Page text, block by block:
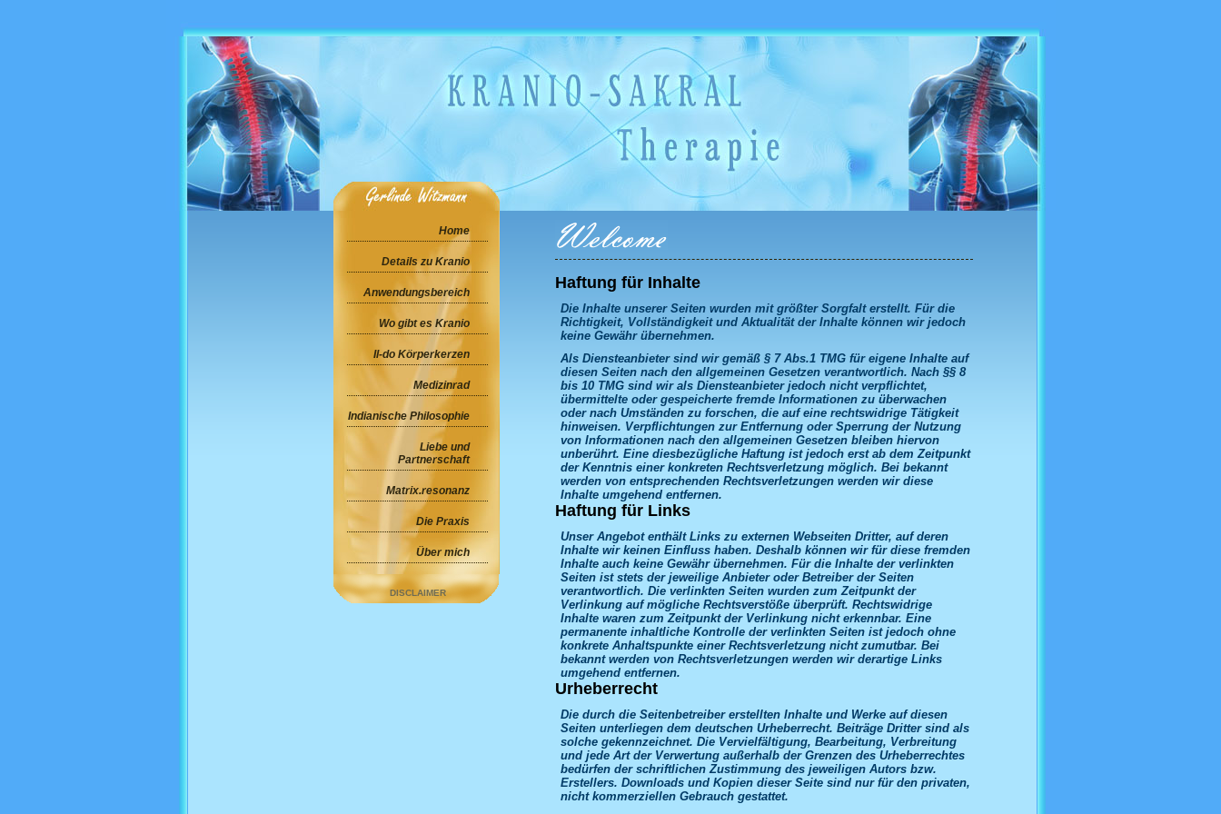
Home
Details zu Kranio
Anwendungsbereich
Wo gibt es Kranio
Il-do Körperkerzen
Medizinrad
Indianische Philosophie
Liebe und
Partnerschaft
Matrix.resonanz
Die Praxis
Über mich
DISCLAIMER
Haftung für Inhalte
Die Inhalte unserer Seiten wurden mit größter Sorgfalt erstellt. Für die
Richtigkeit, Vollständigkeit und Aktualität der Inhalte können wir jedoch
keine Gewähr übernehmen.
Als Diensteanbieter sind wir gemäß § 7 Abs.1 TMG für eigene Inhalte auf
diesen Seiten nach den allgemeinen Gesetzen verantwortlich. Nach §§ 8
bis 10 TMG sind wir als Diensteanbieter jedoch nicht verpflichtet,
übermittelte oder gespeicherte fremde Informationen zu überwachen
oder nach Umständen zu forschen, die auf eine rechtswidrige Tätigkeit
hinweisen. Verpflichtungen zur Entfernung oder Sperrung der Nutzung
von Informationen nach den allgemeinen Gesetzen bleiben hiervon
unberührt. Eine diesbezügliche Haftung ist jedoch erst ab dem Zeitpunkt
der Kenntnis einer konkreten Rechtsverletzung möglich. Bei bekannt
werden von entsprechenden Rechtsverletzungen werden wir diese
Inhalte umgehend entfernen.
Haftung für Links
Unser Angebot enthält Links zu externen Webseiten Dritter, auf deren
Inhalte wir keinen Einfluss haben. Deshalb können wir für diese fremden
Inhalte auch keine Gewähr übernehmen. Für die Inhalte der verlinkten
Seiten ist stets der jeweilige Anbieter oder Betreiber der Seiten
verantwortlich. Die verlinkten Seiten wurden zum Zeitpunkt der
Verlinkung auf mögliche Rechtsverstöße überprüft. Rechtswidrige
Inhalte waren zum Zeitpunkt der Verlinkung nicht erkennbar. Eine
permanente inhaltliche Kontrolle der verlinkten Seiten ist jedoch ohne
konkrete Anhaltspunkte einer Rechtsverletzung nicht zumutbar. Bei
bekannt werden von Rechtsverletzungen werden wir derartige Links
umgehend entfernen.
Urheberrecht
Die durch die Seitenbetreiber erstellten Inhalte und Werke auf diesen
Seiten unterliegen dem deutschen Urheberrecht. Beiträge Dritter sind als
solche gekennzeichnet. Die Vervielfältigung, Bearbeitung, Verbreitung
und jede Art der Verwertung außerhalb der Grenzen des Urheberrechtes
bedürfen der schriftlichen Zustimmung des jeweiligen Autors bzw.
Erstellers. Downloads und Kopien dieser Seite sind nur für den privaten,
nicht kommerziellen Gebrauch gestattet.